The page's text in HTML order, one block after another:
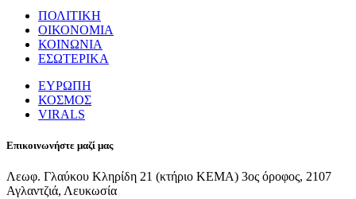
ΠΟΛΙΤΙΚΗ
ΟΙΚΟΝΟΜΙΑ
ΚΟΙΝΩΝΙΑ
ΕΣΩΤΕΡΙΚΑ
ΕΥΡΩΠΗ
ΚΟΣΜΟΣ
VIRALS
Επικοινωνήστε μαζί μας
Λεωφ. Γλαύκου Κληρίδη 21 (κτήριο ΚΕΜΑ) 3ος όροφος, 2107
Αγλαντζιά, Λευκωσία